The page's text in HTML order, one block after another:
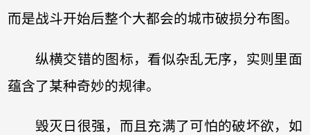
而是战斗开始后整个大都会的城市破损分布图。
纵横交错的图标，看似杂乱无序，实则里面
蕴含了某种奇妙的规律。
毁灭日很强，而且充满了可怕的破坏欲，如